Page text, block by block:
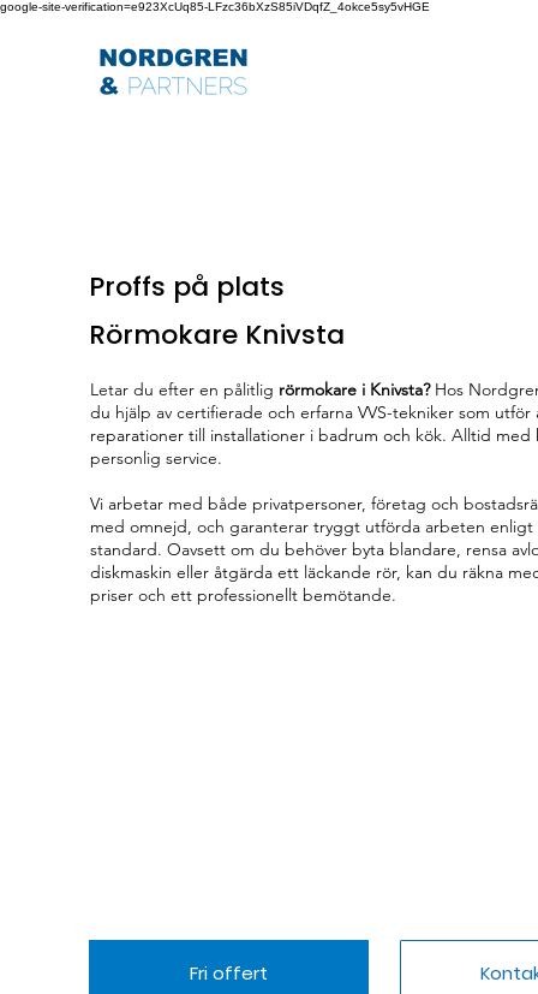
google-site-verification=e923XcUq85-LFzc36bXzS85iVDqfZ_4okce5sy5vHGE
Proffs på plats
Rörmokare Knivsta
Letar du efter en pålitlig rörmokare i Knivsta? Hos
du hjälp av certifierade och erfarna VVS-tekniker som utför
reparationer till installationer i badrum och kök. Alltid med
personlig service.
Vi arbetar med både privatpersoner, företag och
med omnejd, och garanterar tryggt utförda arbeten enligt
standard. Oavsett om du behöver byta blandare, rensa
diskmaskin eller åtgärda ett läckande rör, kan du räkna
priser och ett professionellt bemötande.
Fri offert